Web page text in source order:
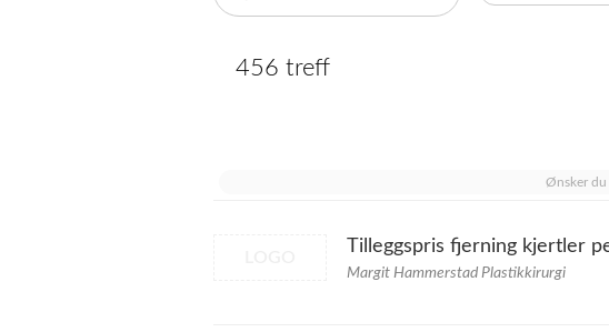
456 treff
Ønsker du
Tilleggspris fjerning kjertler
Margit Hammerstad Plastikkirurgi